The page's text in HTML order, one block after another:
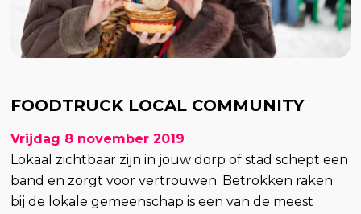
FOODTRUCK LOCAL COMMUNITY
Vrijdag 8 november 2019
Lokaal zichtbaar zijn in jouw dorp of stad schept een
band en zorgt voor vertrouwen. Betrokken raken
bij de lokale gemeenschap is een van de meest